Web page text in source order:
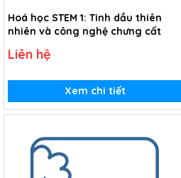
Hoá học STEM 1: Tinh dầu thiên
nhiên và công nghệ chưng cất
Liên hệ
Xem chi tiết